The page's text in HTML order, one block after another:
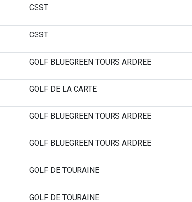
CSST
CSST
GOLF BLUEGREEN TOURS ARDREE
GOLF DE LA CARTE
GOLF BLUEGREEN TOURS ARDREE
GOLF BLUEGREEN TOURS ARDREE
GOLF DE TOURAINE
GOLF DE TOURAINE